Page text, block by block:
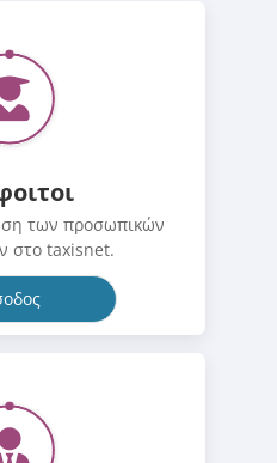
των προσωπικών
στο taxisnet.